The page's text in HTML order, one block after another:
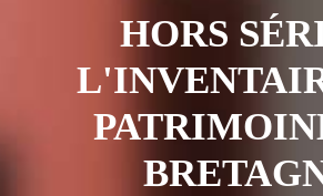
HORS